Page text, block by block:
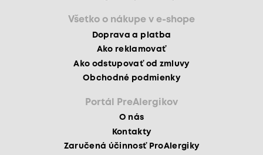
Všetko o nákupe v e-shope
Doprava a platba
Ako reklamovať
Ako odstupovať od zmluvy
Obchodné podmienky
Portál PreAlergikov
O nás
Kontakty
Zaručená účinnosť ProAlergiky